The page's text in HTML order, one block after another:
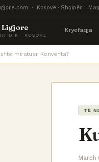
· Kosovë · Shqipëri ·
Ligjore
· KOSOVË
Kryefaqja
miratuar Konventa?
TË
March